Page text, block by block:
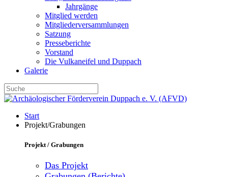
Jahrgänge
Mitglied werden
Mitgliederversammlungen
Satzung
Presseberichte
Vorstand
Die Vulkaneifel und Duppach
Galerie
Start
Projekt/Grabungen
Projekt / Grabungen
Das Projekt